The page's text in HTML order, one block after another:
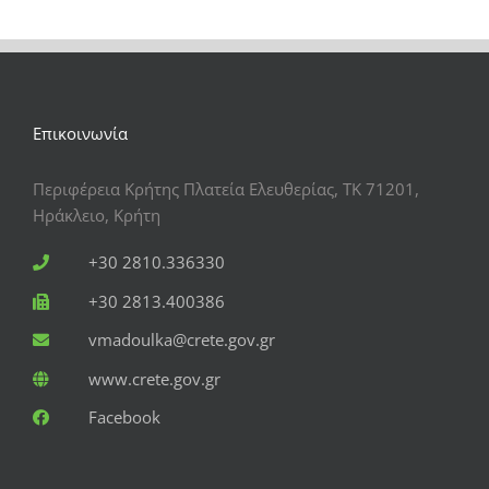
Επικοινωνία
Περιφέρεια Κρήτης Πλατεία Ελευθερίας, ΤΚ 71201,
Ηράκλειο, Κρήτη
+30 2810.336330
+30 2813.400386
vmadoulka@crete.gov.gr
www.crete.gov.gr
Facebook